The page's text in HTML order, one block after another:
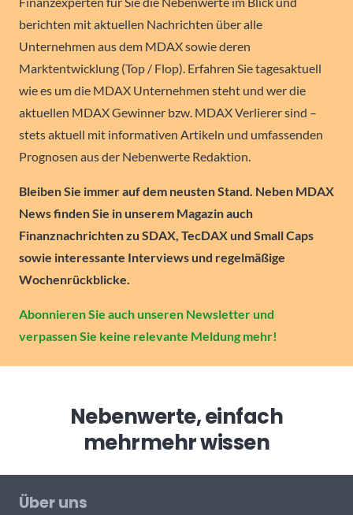
berichten mit aktuellen Nachrichten über alle
Unternehmen aus dem MDAX sowie deren
Marktentwicklung (Top / Flop). Erfahren Sie tagesaktuell
wie es um die MDAX Unternehmen steht und wer die
aktuellen MDAX Gewinner bzw. MDAX Verlierer sind –
stets aktuell mit informativen Artikeln und umfassenden
Prognosen aus der Nebenwerte Redaktion.
Bleiben Sie immer auf dem neusten Stand. Neben MDAX
News finden Sie in unserem Magazin auch
Finanznachrichten zu SDAX, TecDAX und Small Caps
sowie interessante Interviews und regelmäßige
Wochenrückblicke.
Abonnieren Sie auch unseren Newsletter und
verpassen Sie keine relevante Meldung mehr!
Nebenwerte, einfach
mehrmehr wissen
Über uns